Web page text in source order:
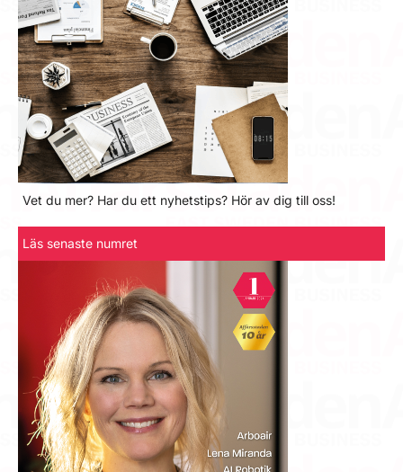
Vet du mer? Har du ett nyhetstips? Hör av dig till oss!
Läs senaste numret